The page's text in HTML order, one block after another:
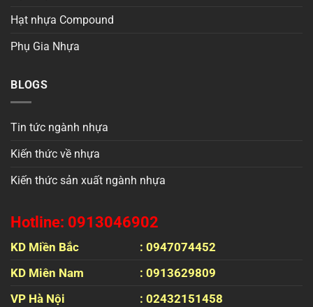
Hạt nhựa Compound
Phụ Gia Nhựa
BLOGS
Tin tức ngành nhựa
Kiến thức về nhựa
Kiến thức sản xuất ngành nhựa
Hotline: 0913046902
KD Miền Bắc
: 0947074452
KD Miên Nam
: 0913629809
VP Hà Nội
: 02432151458